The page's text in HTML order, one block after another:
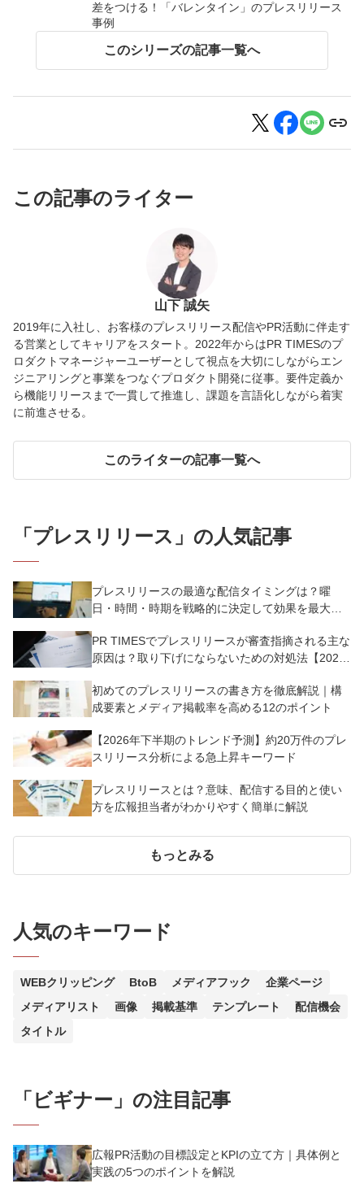
差をつける！「バレンタイン」のプレスリリース
事例
このシリーズの記事一覧へ
この記事のライター
山下 誠矢
2019年に入社し、お客様のプレスリリース配信やPR活動に伴走す
る営業としてキャリアをスタート。2022年からはPR TIMESのプ
ロダクトマネージャーユーザーとして視点を大切にしながらエン
ジニアリングと事業をつなぐプロダクト開発に従事。要件定義か
ら機能リリースまで一貫して推進し、課題を言語化しながら着実
に前進させる。
このライターの記事一覧へ
「 プレスリリース 」の人気記事
プレスリリースの最適な配信タイミングは？曜
日・時間・時期を戦略的に決定して効果を最大化
PR TIMESでプレスリリースが審査指摘される主な
原因は？取り下げにならないための対処法【2025
初めてのプレスリリースの書き方を徹底解説｜構
成要素とメディア掲載率を高める12のポイント
【2026年下半期のトレンド予測】約20万件のプレ
スリリース分析による急上昇キーワード
プレスリリースとは？意味、配信する目的と使い
方を広報担当者がわかりやすく簡単に解説
もっとみる
人気のキーワード
WEBクリッピング BtoB メディアフック
企業ページ
メディアリスト
画像 掲載基準 テンプレート
配信機会
タイトル
「 ビギナー 」の注目記事
広報PR活動の目標設定とKPIの立て方｜具体例と
実践の5つのポイントを解説